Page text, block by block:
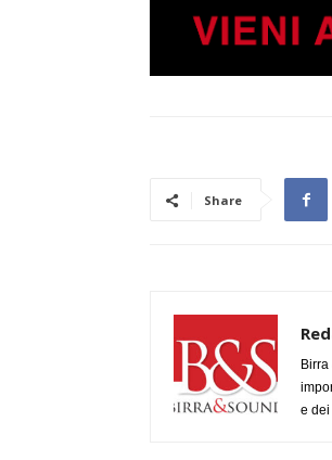
Share
e dei